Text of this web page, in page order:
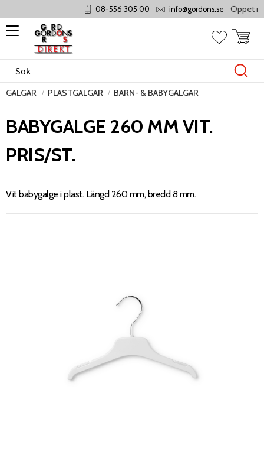
Meny
08-556 305 00 info@gordons.se Öppet
Favoriter
GALGAR PLASTGALGAR BARN- & BABYGALGAR
BABYGALGE 260 MM VIT.
PRIS/ST.
Vit babygalge i plast. Längd 260 mm, bredd 8 mm.